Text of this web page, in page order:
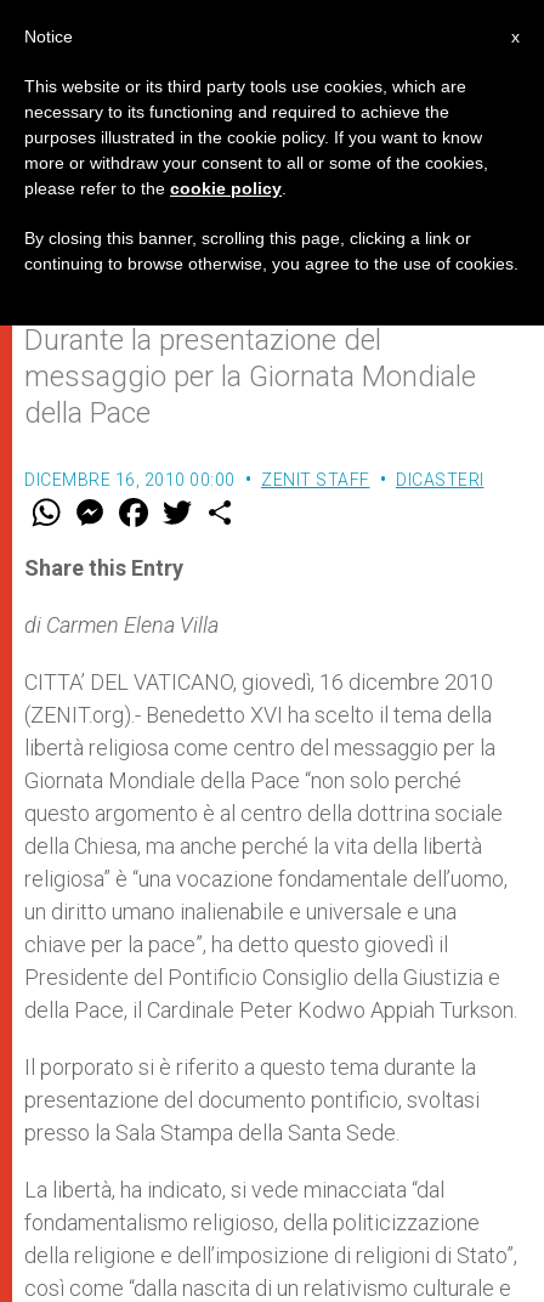
Card. Turkson: la libertà
religiosa, tema centrale per il
Papa
Durante la presentazione del
messaggio per la Giornata Mondiale
della Pace
DICEMBRE 16, 2010 00:00 ZENIT STAFF DICASTERI
W
t
s
p
p
M
e
s
e
g
e
F
a
e
b
o
k
w
r
Share this Entry
di Carmen Elena Villa
CITTA’ DEL VATICANO, giovedì, 16 dicembre 2010
(ZENIT.org).- Benedetto XVI ha scelto il tema della
libertà religiosa come centro del messaggio per la
Giornata Mondiale della Pace “non solo perché
questo argomento è al centro della dottrina sociale
della Chiesa, ma anche perché la vita della libertà
religiosa” è “una vocazione fondamentale dell’uomo,
un diritto umano inalienabile e universale e una
chiave per la pace”, ha detto questo giovedì il
Presidente del Pontificio Consiglio della Giustizia e
della Pace, il Cardinale Peter Kodwo Appiah Turkson.
Il porporato si è riferito a questo tema durante la
presentazione del documento pontificio, svoltasi
presso la Sala Stampa della Santa Sede.
La libertà, ha indicato, si vede minacciata “dal
fondamentalismo religioso, della politicizzazione
della religione e dell’imposizione di religioni di Stato”,
così come “dalla nascita di un relativismo culturale e
x
Notice
This website or its third party tools use cookies, which are
necessary to its functioning and required to achieve the
purposes illustrated in the cookie policy. If you want to know
more or withdraw your consent to all or some of the cookies,
please refer to the cookie policy
By closing this banner, scrolling this page, clicking a link or
continuing to browse otherwise, you agree to the use of cookies.